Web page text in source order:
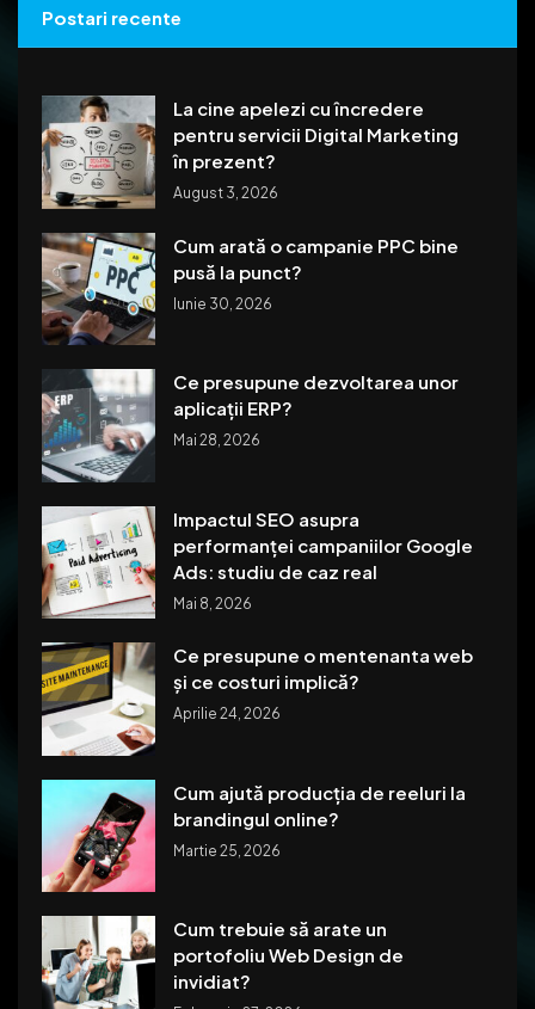
Postari recente
La cine apelezi cu încredere
pentru servicii Digital Marketing
în prezent?
August 3, 2026
Cum arată o campanie PPC bine
pusă la punct?
Iunie 30, 2026
Ce presupune dezvoltarea unor
aplicații ERP?
Mai 28, 2026
Impactul SEO asupra
performanței campaniilor Google
Ads: studiu de caz real
Mai 8, 2026
Ce presupune o mentenanta web
și ce costuri implică?
Aprilie 24, 2026
Cum ajută producția de reeluri la
brandingul online?
Martie 25, 2026
Cum trebuie să arate un
portofoliu Web Design de
invidiat?